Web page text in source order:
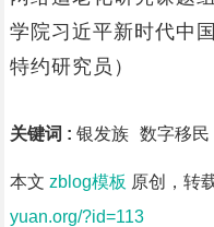
学院习近平新时代中
特约研究员）
关键词 : 银发族 数字移民
本文 zblog模板 原创，转
yuan.org/?id=113